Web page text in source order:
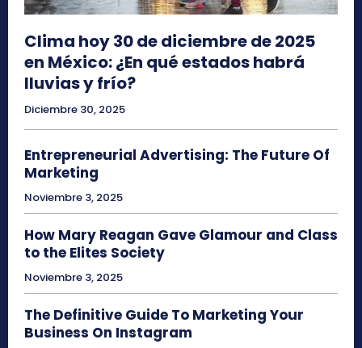
Clima hoy 30 de diciembre de 2025
en México: ¿En qué estados habrá
lluvias y frío?
Diciembre 30, 2025
Entrepreneurial Advertising: The Future Of
Marketing
Noviembre 3, 2025
How Mary Reagan Gave Glamour and Class
to the Elites Society
Noviembre 3, 2025
The Definitive Guide To Marketing Your
Business On Instagram